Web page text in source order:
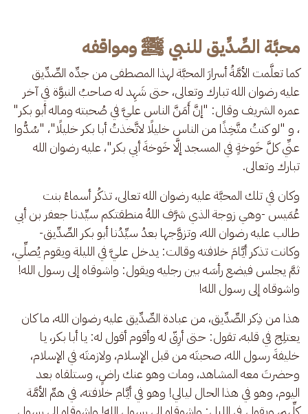
محبَّة الصِّدِّيق للنبي ﷺ ومواقفه
كما تعلَّمت الأمَّةُ أسرارَ المحبَّة لهذا المصطفى من جدِّه الصِّدِّيق
عليه رضوان الله تبارك وتعالى، حتى شَهِد له صاحبُ النبوَّة في آخر
عمره الشريف وقال: "إنَّ أَمَنَّ الناس عليَّ في صُحبته وماله أبو بكر"
، و "لو كنتُ متَّخِذًا من الناس خليلًا لاتَّخذتُ أبا بكر خليلًا"، "سُدُّوا
عنِّي كلَّ خَوخةٍ في المسجد إلَّا خَوخةَ أبي بكر"، عليه رضوان الله
تبارك وتعالى.
وكان في تلك المحبَّة عليه رضوان الله تعالى، تذكُر أسماءُ بنت
عُمَيس -وهي زوجة الذي شرَّف اللهُ منطقتكم سيِّدنا جعفر بن أبي
طالب عليه رضوان الله، وتزوَّجها بعدُ سيِّدُنا أبو بكر الصِّدِّيق-
وكانت تذكر أيَّامَ خلافته وقالت: يدخل عليَّ في الليلة ويقوم يُصلِّي،
ثمَّ يجلس فيضع رأسَه بين رجليه ويقول: واشوقاه إلى رسول الله!
واشوقاه إلى رسول الله!
هذا من ذِكر الصِّدِّيق، من عبادة الصِّدِّيق عليه رضوان الله، ما كان
يعتلِج في قلبه، تقول: حتى أرِقّ له وأقوم أقول له: يا أبا بكر، يا
خليفةَ رسول الله، صحبتَه من قبل الإسلام، ولازمتَه في الإسلام،
وحضرتَ معه المشاهد، ومات وهو عنك راضٍ، وستلقاه بعد
اليوم، وهو في هذا الحال ليالي! وهو في أيَّام خلافته، في همِّ الأمَّة